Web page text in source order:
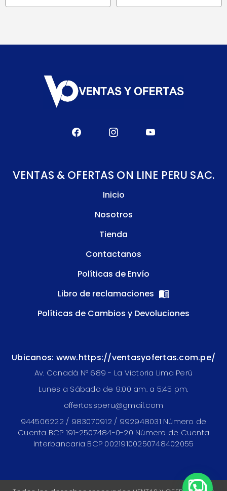
VENTAS & OFERTAS ON LINE PERU SAC.
Inicio
Nosotros
Tienda
Contactanos
Políticas de Envío
Libro de reclamaciones
Políticas de Cambios y Devoluciones
Ubicanos: www.https://ventasyofertas.com.pe/
Av. Canadá N° 689 - La Victoria Lima Perú
Lunes a Sábado de 9:00 am. a 5:45 pm.
offertassperu@gmail.com
944506222 / 983070912 / 992948031 Número de
Cuenta BCP 191-2507484-0-20 Número de Cuenta
Interbancaria BCP 00219100250748402055